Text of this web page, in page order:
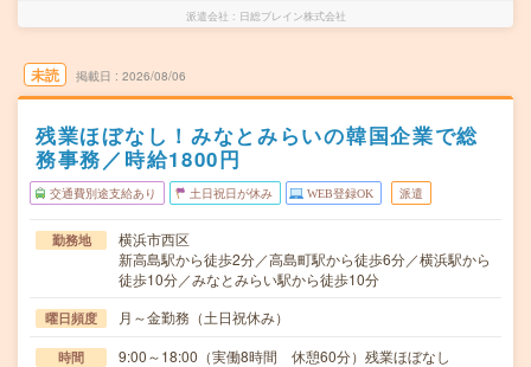
派遣会社 日総ブレイン株式会社
未読 掲載日 2026/08/06
残業ほぼなし！みなとみらいの韓国企業で総
務事務／時給1800円
交通費別途支給あり 土日祝日が休み WEB登録OK 派遣
勤務地
横浜市西区
新高島駅から徒歩2分／高島町駅から徒歩6分／横浜駅から
徒歩10分／みなとみらい駅から徒歩10分
曜日頻度 月～金勤務（土日祝休み）
時間 9:00～18:00（実働8時間 休憩60分）残業ほぼなし